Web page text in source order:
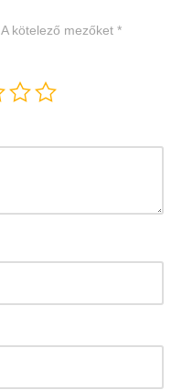
A kötelező mezőket *